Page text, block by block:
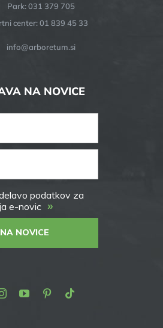
Park: 031 379 705
center: 01 839 45 33
info@arboretum.si
NA NOVICE
podatkov za
e-novic »
NOVICE
Instagram
YoutubePinterest